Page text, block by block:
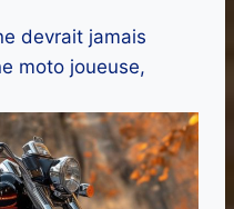
devrait jamais
moto joueuse,